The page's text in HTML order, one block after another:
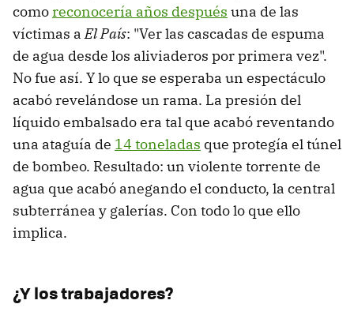
comoreconocería años después una de las
víctimas aEl País: "Ver las cascadas de espuma
de agua desde los aliviaderos por primera vez".
No fue así. Y lo que se esperaba un espectáculo
acabó revelándose un rama. La presión del
líquido embalsado era tal que acabó reventando
una ataguía de 14 toneladas que protegía el túnel
de bombeo. Resultado: un violente torrente de
agua que acabó anegando el conducto, la central
subterránea y galerías. Con todo lo que ello
implica.
¿Y los trabajadores?